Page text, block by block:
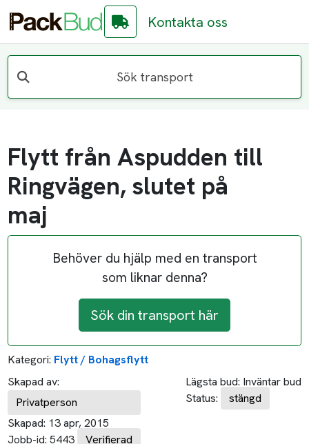
Kontakta oss
Sök transport
Flytt från Aspudden till
Ringvägen, slutet på
maj
Behöver du hjälp med en transport
som liknar denna?
Sök din transport här
Kategori: Flytt / Bohagsflytt
Skapad av:
Privatperson
Skapad: 13 apr, 2015
Jobb-id: 5443 Verifierad
Lägsta bud: Inväntar bud
Status:
stängd